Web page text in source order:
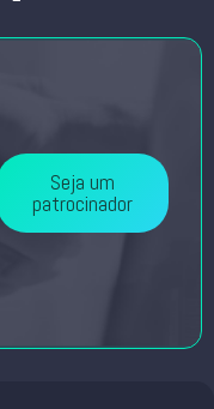
Seja um
patrocinador